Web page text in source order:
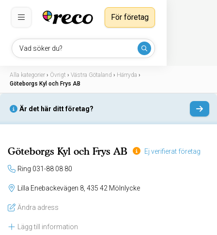
Vad söker du?
För företag
Alla kategorier › Övrigt › Västra Götaland › Härryda ›
Göteborgs Kyl och Frys AB
Är det här ditt företag?
Göteborgs Kyl och Frys AB Ej verifierat företag
Ring 031-88 08 80
Lilla Enebackevägen 8, 435 42 Mölnlycke
Ändra adress
Lägg till information